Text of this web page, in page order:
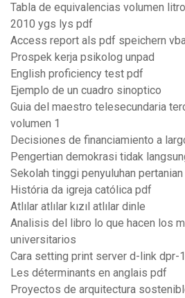
Tabla de equivalencias volumen
2010 ygs lys pdf
Access report als pdf speichern
Prospek kerja psikolog unpad
English proficiency test pdf
Ejemplo de un cuadro sinoptico
Guia del maestro telesecundaria
volumen 1
Decisiones de financiamiento a
Pengertian demokrasi tidak
Sekolah tinggi penyuluhan
História da igreja católica pdf
Atlılar atlılar kızıl atlılar dinle
Analisis del libro lo que hacen los
universitarios
Cara setting print server d-link dpr-
Les déterminants en anglais pdf
Proyectos de arquitectura